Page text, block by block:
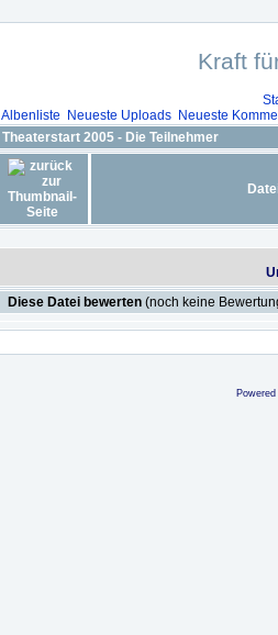
Kraft
Albenliste Neueste Uploads
Neueste
Theaterstart 2005 - Die Teilnehmer
Diese Datei bewerten (noch keine